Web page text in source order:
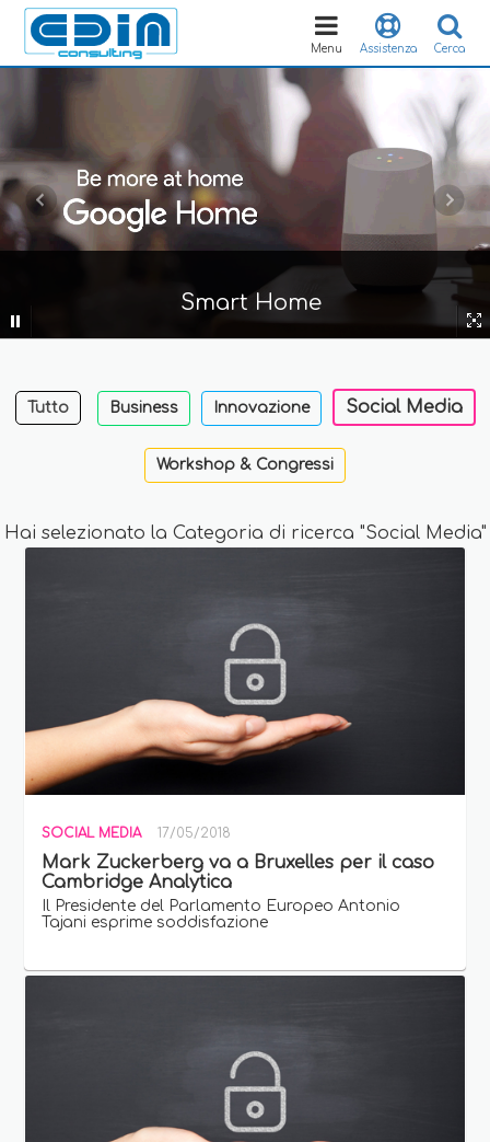
Cerca
Assistenza
Toggle
navigation
Menu
Smart Home
Tutto Business Innovazione Social Media
Workshop & Congressi
Hai selezionato la Categoria di ricerca "Social Media"
SOCIAL MEDIA 17/05/2018
Mark Zuckerberg va a Bruxelles per il caso
Cambridge Analytica
Il Presidente del Parlamento Europeo Antonio
Tajani esprime soddisfazione